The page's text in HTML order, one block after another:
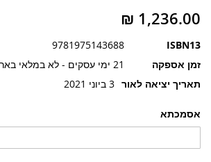
אסמכתא
ISBN13
9781975143688
זמן אספקה
21 ימי עסקים - לא במלאי בארץ
תאריך יציאה לאור 3 ביוני 2021